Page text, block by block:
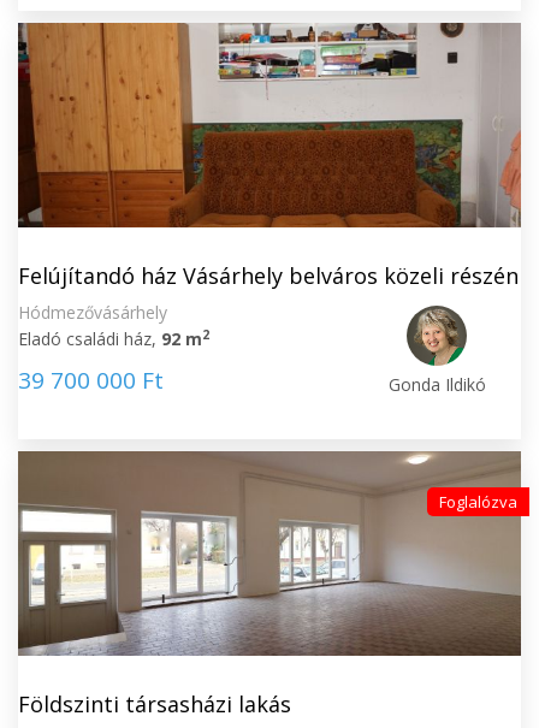
Felújítandó ház Vásárhely belváros közeli részén
Hódmezővásárhely
Eladó családi ház, 92 m2
39 700 000 Ft Gonda Ildikó
Foglalózva
Földszinti társasházi lakás